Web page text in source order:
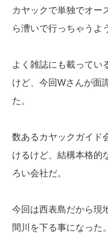
カヤックで単独でオー
ら漕いで行っちゃうよ
よく雑誌にも載ってい
けど、今回Wさんが面
た。
数あるカヤックガイド
けるけど、結構本格的
ろい会社だ。
今回は西表島だから現
間川を下る事になった。